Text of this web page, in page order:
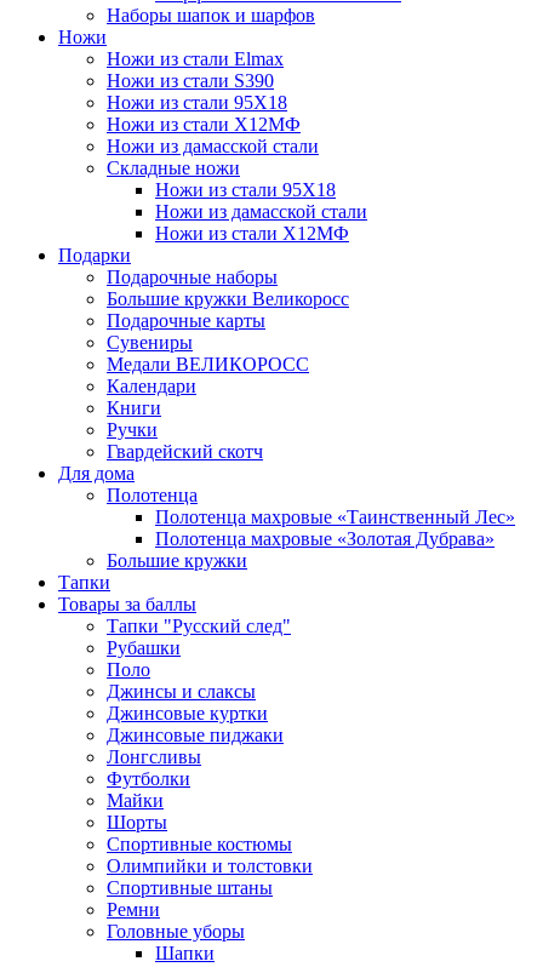
Наборы шапок и шарфов
Ножи
Ножи из стали Elmax
Ножи из стали S390
Ножи из стали 95X18
Ножи из стали Х12МФ
Ножи из дамасской стали
Складные ножи
Ножи из стали 95X18
Ножи из дамасской стали
Ножи из стали Х12МФ
Подарки
Подарочные наборы
Большие кружки Великоросс
Подарочные карты
Сувениры
Медали ВЕЛИКОРОСС
Календари
Книги
Ручки
Гвардейский скотч
Для дома
Полотенца
Полотенца махровые «Таинственный Лес»
Полотенца махровые «Золотая Дубрава»
Большие кружки
Тапки
Товары за баллы
Тапки "Русский след"
Рубашки
Поло
Джинсы и слаксы
Джинсовые куртки
Джинсовые пиджаки
Лонгсливы
Футболки
Майки
Шорты
Спортивные костюмы
Олимпийки и толстовки
Спортивные штаны
Ремни
Головные уборы
Шапки